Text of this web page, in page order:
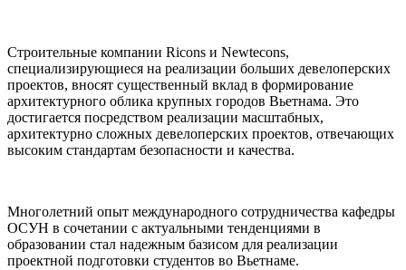
Строительные компании Ricons и Newtecons,
специализирующиеся на реализации больших девелоперских
проектов, вносят существенный вклад в формирование
архитектурного облика крупных городов Вьетнама. Это
достигается посредством реализации масштабных,
архитектурно сложных девелоперских проектов, отвечающих
высоким стандартам безопасности и качества.
Многолетний опыт международного сотрудничества кафедры
ОСУН в сочетании с актуальными тенденциями в
образовании стал надежным базисом для реализации
проектной подготовки студентов во Вьетнаме.